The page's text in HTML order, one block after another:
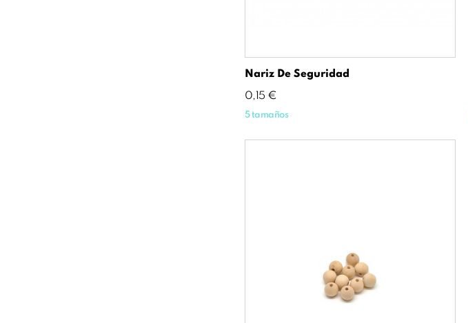
Nariz De Seguridad
Precio
0,15 €
5 tamaños